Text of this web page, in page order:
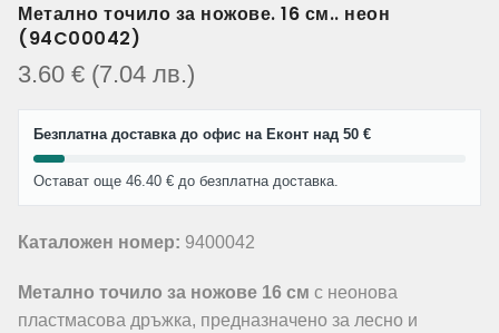
Метално точило за ножове. 16 см.. неон
(94C00042)
3.60 € (7.04 лв.)
Безплатна доставка до офис на Еконт над 50 €
Остават още 46.40 € до безплатна доставка.
Каталожен номер: 9400042
Метално точило за ножове 16 см с неонова
пластмасова дръжка, предназначено за лесно и